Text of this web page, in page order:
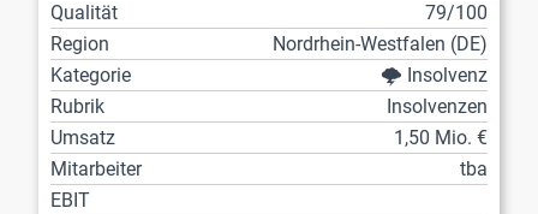
Qualität
79/100
Region
Nordrhein-Westfalen (DE)
Kategorie
🌩️ Insolvenz
Rubrik
Insolvenzen
Umsatz
1,50 Mio. €
Mitarbeiter
tba
EBIT